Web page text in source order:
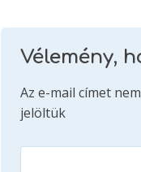
Vélemény,
Az e-mail címet
jelöltük